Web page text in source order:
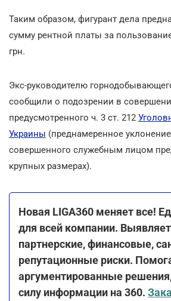
Таким образом, фигурант дела
сумму рентной платы за
грн.
Экс-руководителю
сообщили о подозрении в
предусмотренного ч. 3 ст. 212
Украины (преднамеренное
совершенного служебным лицом
крупных размерах).
Новая LIGA360 меняет все!
для всей компании.
партнерские, финансовые,
репутационные риски.
аргументированные
силу информации на 360.